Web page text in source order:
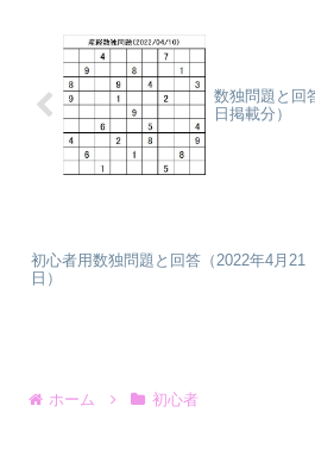
数独問題と回
日掲載分）
初心者用数独問題と回答（2022年4月21
日）
ホーム 初心者